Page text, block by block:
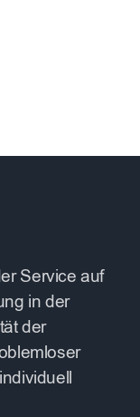
Service auf
in der
der